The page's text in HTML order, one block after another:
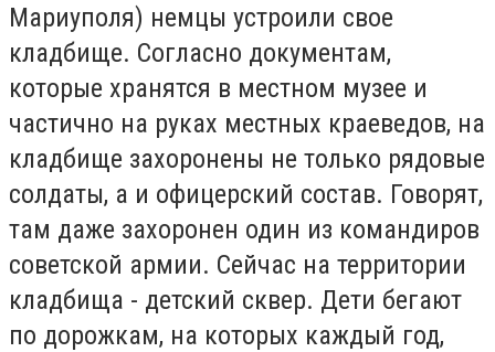
Мариуполя) немцы устроили свое
кладбище. Согласно документам,
которые хранятся в местном музее и
частично на руках местных краеведов, на
кладбище захоронены не только рядовые
солдаты, а и офицерский состав. Говорят,
там даже захоронен один из командиров
советской армии. Сейчас на территории
кладбища - детский сквер. Дети бегают
по дорожкам, на которых каждый год,